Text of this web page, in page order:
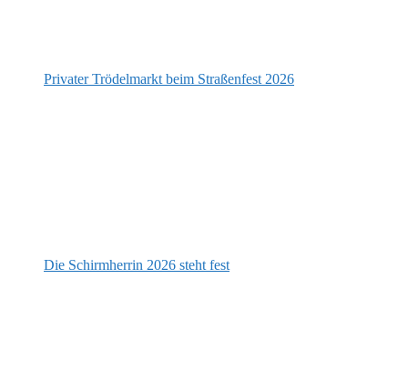
Privater Trödelmarkt beim Straßenfest 2026
Die Schirmherrin 2026 steht fest